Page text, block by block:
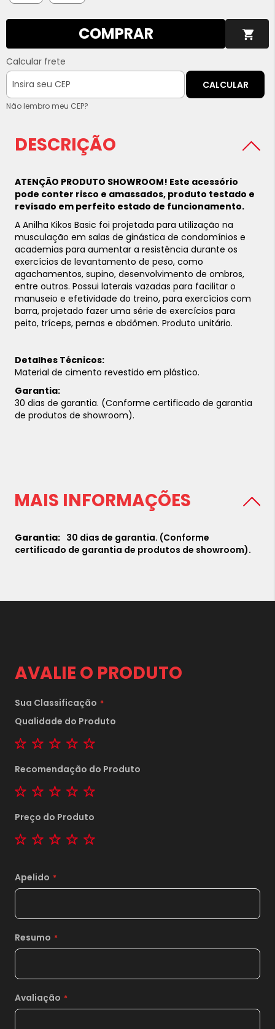
1xsem juros de
COMPRAR
Calcular frete
CALCULAR
Não lembro meu CEP?
DESCRIÇÃO
ATENÇÃO PRODUTO SHOWROOM! Este acessório
pode conter risco e amassados, produto testado e
revisado em perfeito estado de funcionamento.
A Anilha Kikos Basic foi projetada para utilização na
musculação em salas de ginástica de condomínios e
academias para aumentar a resistência durante os
exercícios de levantamento de peso, como
agachamentos, supino, desenvolvimento de ombros,
entre outros. Possui laterais vazadas para facilitar o
manuseio e efetividade do treino, para exercícios com
barra, projetado fazer uma série de exercícios para
peito, tríceps, pernas e abdômen. Produto unitário.
Detalhes Técnicos:
Material de cimento revestido em plástico.
Garantia:
30 dias de garantia. (Conforme certificado de garantia
de produtos de showroom).
MAIS INFORMAÇÕES
30 dias de garantia. (Conforme
certificado de garantia de produtos de showroom).
AVALIE O PRODUTO
Sua Classificação
Qualidade do Produto
1 star2 stars3 stars4 stars
Recomendação do Produto
1 star2 stars3 stars4 stars
Preço do Produto
1 star2 stars3 stars4 stars
Apelido
Resumo
Avaliação